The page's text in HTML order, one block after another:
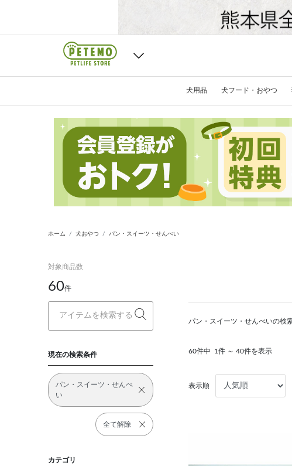
犬用品 犬フード・おやつ
ホーム 犬おやつ パン・スイーツ・せんべい
対象商品数
60件
現在の検索条件
パン・スイーツ・せんべ
い
全て解除
カテゴリ
パン・スイーツ・せんべいの検
60件中 1件 ～ 40件を表示
表示順